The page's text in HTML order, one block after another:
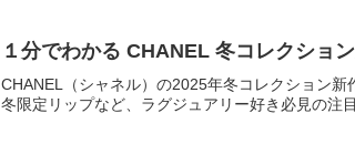
１分でわかる CHANEL 冬コレクショ
CHANEL（シャネル）の2025年冬コレクション
冬限定リップなど、ラグジュアリー好き必見の注